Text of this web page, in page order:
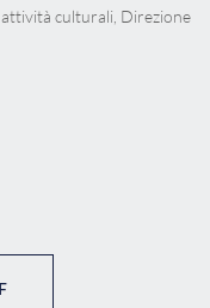
culturali, Direzione